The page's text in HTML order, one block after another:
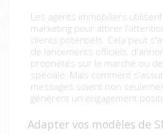
Les agents immobiliers
marketing pour attirer
clients potentiels. Cela peut
de lancements officiels,
propriétés sur le marché ou
spéciale. Mais comment
messages soient non
génèrent un engagement
Adapter vos modèles de